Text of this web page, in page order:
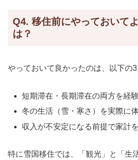
Q4. 移住前にやっておいて
は？
やっておいて良かったのは、以下の3
短期滞在・長期滞在の両方を経
冬の生活（雪・寒さ）を実際に
収入が不安定になる前提で家計
特に雪国移住では、「観光」と「生